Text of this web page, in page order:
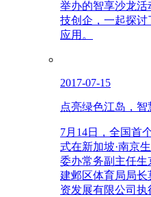
举办的智享沙龙
技创企，一起探讨
应用。
2017-07-15
点亮绿色江岛，智
7月14日，全国首
式在新加坡·南京
委办常务副主任生
建邺区体育局局
资发展有限公司